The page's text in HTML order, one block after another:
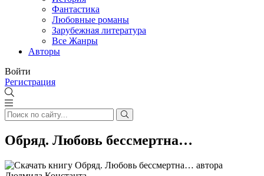
Фантастика
Любовные романы
Зарубежная литература
Все Жанры
Авторы
Войти
Регистрация
Обряд. Любовь бессмертна…